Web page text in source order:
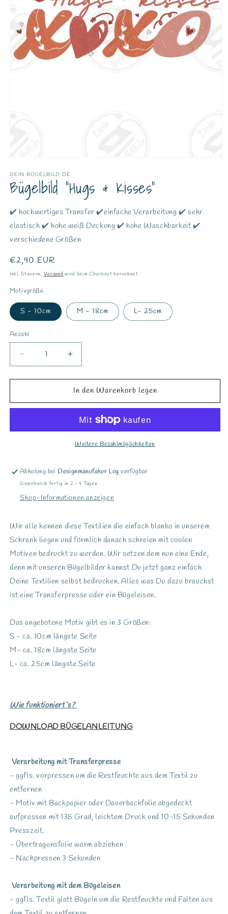
DEIN BÜGELBILD.DE
Bügelbild "Hugs & Kisses"
✔️ hochwertiges Transfer ✔️einfache Verarbeitung ✔️ sehr
elastisch ✔️ hohe weiß Deckung ✔️ hohe Waschbarkeit ✔️
verschiedene Größen
Normaler
Preis
€2,90 EUR
Inkl. Steuern. Versand wird beim Checkout berechnet
Motivgröße
S - 10cm M - 18cm L- 25cm
Anzahl
Verringere
die
Menge
Bügelbild
Kisses&quot;
Erhöhe
die
Menge
für
Bügelbild
&amp;
Kisses&quot;
In den Warenkorb legen
Weitere Bezahlmöglichkeiten
Abholung bei Designmanufakur Loy verfügbar
Gewöhnlich fertig in 2 - 4 Tagen
Shop-Informationen anzeigen
Wir alle kennen diese Textilien die einfach blanko in unserem
Schrank liegen und förmlich danach schreien mit coolen
Motiven bedruckt zu werden. Wir setzen dem nun eine Ende,
denn mit unseren Bügelbilder kannst Du jetzt ganz einfach
Deine Textilien selbst bedrucken. Alles was Du dazu brauchst
ist eine Transferpresse oder ein Bügeleisen.
Das angebotene Motiv gibt es in 3 Größen:
S - ca. 10cm längste Seite
M- ca. 18cm längste Seite
L- ca. 25cm längste Seite
Wie funktioniert`s?
DOWNLOAD BÜGELANLEITUNG
Verarbeitung mit Transferpresse
- ggfls. vorpressen um die Restfeuchte aus dem Textil zu
entfernen
- Motiv mit Backpapier oder Dauerbackfolie abgedeckt
aufpressen mit 135 Grad, leichtem Druck und 10-15 Sekunden
Presszeit.
- Übertragunsfolie warm abziehen
- Nachpressen 3 Sekunden
Verarbeitung mit dem Bügeleisen
- ggfls. Textil glatt Bügeln um die Restfeuchte und Falten aus